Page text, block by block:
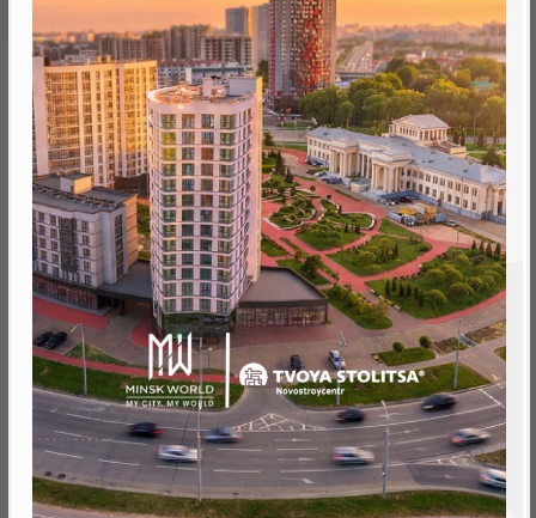
22.7 "София", квартал "Центральная Европа"
22.7 "София", квартал
"Центральная Европа"
нет в продаже
Минск, Октябрьский, просп .Мира д.10
метро «Ковальская Слобода», 566 м